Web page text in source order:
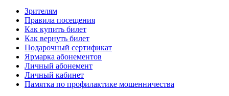
Зрителям
Правила посещения
Как купить билет
Как вернуть билет
Подарочный сертификат
Ярмарка абонементов
Личный абонемент
Личный кабинет
Памятка по профилактике мошенничества